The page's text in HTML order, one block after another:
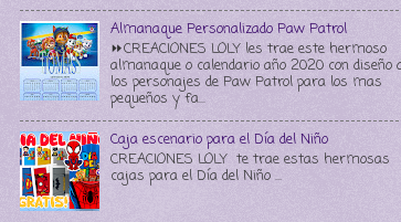
Almanaque Personalizado Paw Patrol
⏩CREACIONES LOLY les trae este hermoso
almanaque o calendario año 2020 con diseño
los personajes de Paw Patrol para los mas
pequeños y fa...
Caja escenario para el Día del Niño
CREACIONES LOLY te trae estas hermosas
cajas para el Día del Niño ...